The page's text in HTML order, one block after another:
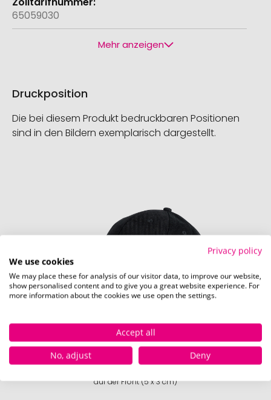
65059030
Mehr anzeigen
Druckposition
Die bei diesem Produkt bedruckbaren Positionen
sind in den Bildern exemplarisch dargestellt.
auf der Front (5 x 3 cm)
Privacy policy
We use cookies
We may place these for analysis of our visitor data, to improve our website,
show personalised content and to give you a great website experience. For
more information about the cookies we use open the settings.
Accept all
No, adjust
Deny